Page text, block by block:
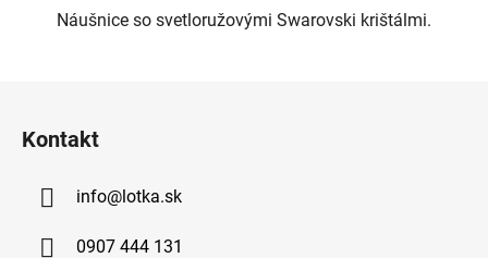
Náušnice so svetloružovými Swarovski krištálmi.
Kontakt
info@lotka.sk
0907 444 131